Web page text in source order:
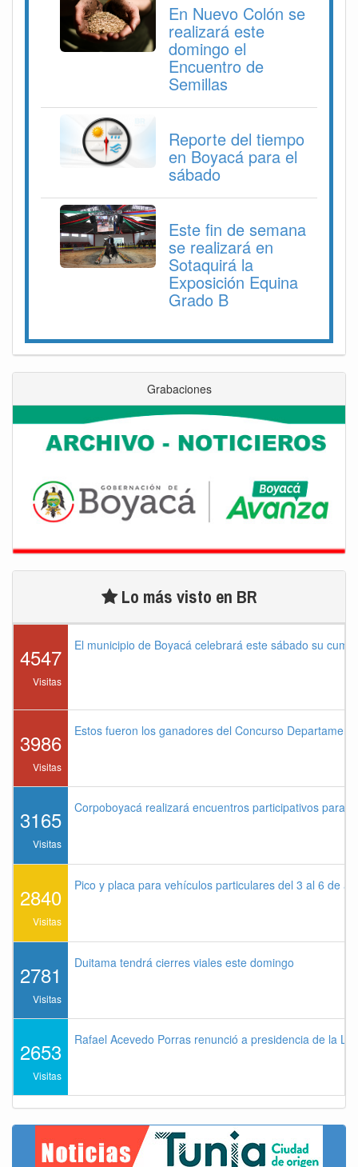
En Nuevo Colón se
realizará este
domingo el
Encuentro de
Semillas
Reporte del tiempo
en Boyacá para el
sábado
Este fin de semana
se realizará en
Sotaquirá la
Exposición Equina
Grado B
Grabaciones
Lo más visto en BR
4547
Visitas
El municipio de Boyacá celebrará este sábado su
3986
Visitas
Estos fueron los ganadores del Concurso
3165
Visitas
Corpoboyacá realizará encuentros participativos para
2840
Visitas
Pico y placa para vehículos particulares del 3 al 6 de
2781
Visitas
Duitama tendrá cierres viales este domingo
2653
Visitas
Rafael Acevedo Porras renunció a presidencia de la